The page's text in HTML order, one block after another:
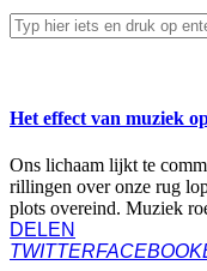
Het effect van muziek
Ons lichaam lijkt te
rillingen over onze rug
plots overeind. Muziek
DELEN
TWITTERFACEBOOK